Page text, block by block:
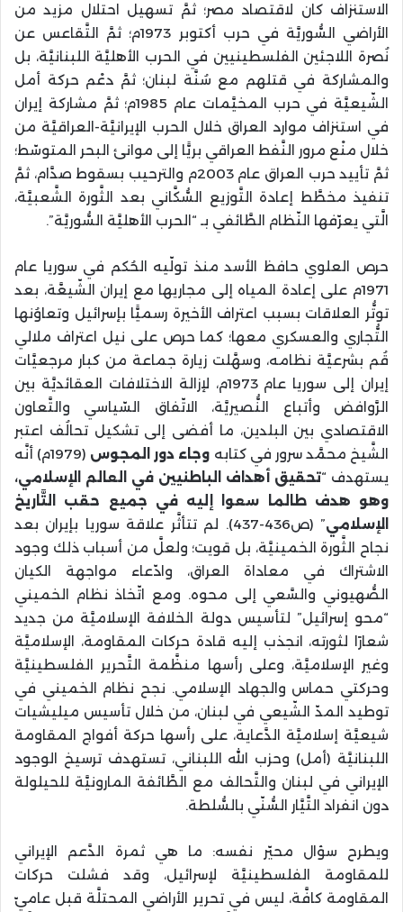
الاستنزاف كان لاقتصاد مصر؛ ثمَّ تسهيل احتلال مزيد من
الأراضي السُّوريَّة في حرب أكتوبر 1973م؛ ثمَّ التَّقاعس عن
نُصرة اللاجئين الفلسطينيين في الحرب الأهليَّة اللبنانيَّة، بل
والمشاركة في قتلهم مع سُنَّة لبنان؛ ثمَّ دعْم حركة أمل
الشّيعيَّة في حرب المخيَّمات عام 1985م؛ ثمَّ مشاركة إيران
في استنزاف موارد العراق خلال الحرب الإيرانيَّة-العراقيَّة من
خلال منْع مرور النَّفط العراقي بريًّا إلى موانئ البحر المتوسّط؛
ثمَّ تأييد حرب العراق عام 2003م والترحيب بسقوط صدَّام، ثمَّ
تنفيذ مخطَّط إعادة التَّوزيع السُّكَّاني بعد الثَّورة الشَّعبيَّة،
الَّتي يعرّفها النّظام الطَّائفي بـ “الحرب الأهليَّة السُّوريَّة”.
حرص العلوي حافظ الأسد منذ تولّيه الحُكم في سوريا عام
1971م على إعادة المياه إلى مجاريها مع إيران الشّيعَّة، بعد
توتُّر العلاقات بسبب اعتراف الأخيرة رسميًّا بإسرائيل وتعاوُنها
التُّجاري والعسكري معها؛ كما حرص على نيل اعتراف ملالي
قُم بشرعيَّة نظامه، وسهَّلت زيارة جماعة من كبار مرجعيَّات
إيران إلى سوريا عام 1973م، لإزالة الاختلافات العقائديَّة بين
الرَّوافض وأتباع النُّصيريَّة، الاتّفاق السّياسي والتَّعاون
الاقتصادي بين البلدين، ما أفضى إلى تشكيل تحالُف اعتبر
الشَّيخ محمَّد سرور في كتابه وجاء دور المجوس
(1979م) أنَّه
يستهدف “تحقيق أهداف الباطنيين في العالم الإسلامي،
وهو هدف طالما سعوا إليه في جميع حقب التَّاريخ
الإسلامي
” (ص436-437). لم تتأثَّر علاقة سوريا بإيران بعد
نجاح الثَّورة الخمينيَّة، بل قويت؛ ولعلَّ من أسباب ذلك وجود
الاشتراك في معاداة العراق، وادّعاء مواجهة الكيان
الصُّهيوني والسَّعي إلى محوه. ومع اتّخاذ نظام الخميني
“محو إسرائيل” لتأسيس دولة الخلافة الإسلاميَّة من جديد
شعارًا لثورته، انجذب إليه قادة حركات المقاومة، الإسلاميَّة
وغير الإسلاميَّة، وعلى رأسها منظَّمة التَّحرير الفلسطينيَّة
وحركتي حماس والجهاد الإسلامي. نجح نظام الخميني في
توطيد المدّ الشّيعي في لبنان، من خلال تأسيس ميليشيات
شيعيَّة إسلاميَّة الدَّعاية، على رأسها حركة أفواج المقاومة
اللبنانيَّة (أمل) وحزب الله اللبناني، تستهدف ترسيخ الوجود
الإيراني في لبنان والتَّحالف مع الطَّائفة المارونيَّة للحيلولة
دون انفراد التَّيَّار السُّنّي بالسُّلطة.
ويطرح سؤال محيّر نفسه: ما هي ثمرة الدَّعم الإيراني
للمقاومة الفلسطينيَّة لإسرائيل، وقد فشلت حركات
المقاومة كافَّة، ليس في تحرير الأراضي المحتلَّة قبل عاميّ